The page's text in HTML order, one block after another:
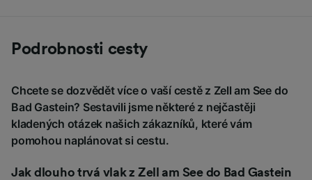
Podrobnosti cesty
Chcete se dozvědět více o vaší cestě z Zell am See do
Bad Gastein? Sestavili jsme některé z nejčastěji
kladených otázek našich zákazníků, které vám
pomohou naplánovat si cestu.
Jak dlouho trvá vlak z Zell am See do Bad Gastein